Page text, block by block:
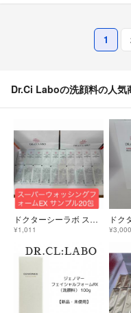
1
Dr.Ci Laboの洗顔料の人気
ドクターシーラボ スーパーウォッシングフォームEX サンプル20包
¥1,011 ¥3,000